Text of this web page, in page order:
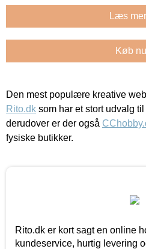
Læs
Køb
Den mest populære kreative
Rito.dk som har et stort udvalg
derudover er der også
fysiske butikker.
Rito.dk er kort sagt en online
kundeservice, hurtig levering